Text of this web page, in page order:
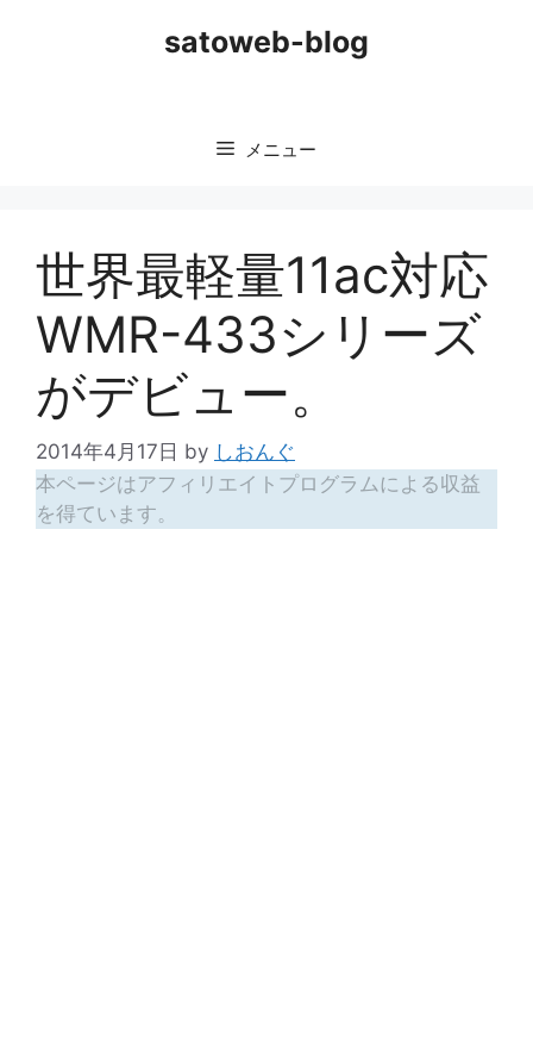
satoweb-blog
メニュー
世界最軽量11ac対応
WMR-433シリーズ
がデビュー。
2014年4月17日 by しおんぐ
本ページはアフィリエイトプログラムによる収益
を得ています。